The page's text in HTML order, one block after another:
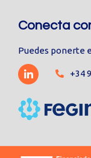
Conecta
Puedes ponerte
+34